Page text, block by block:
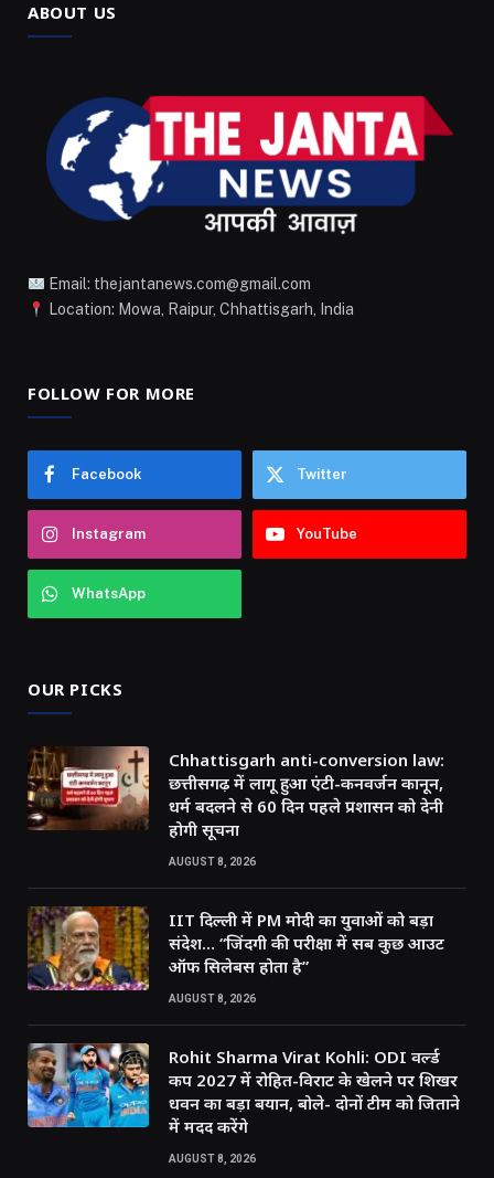
ABOUT US
Email: thejantanews.com@gmail.com
Location: Mowa, Raipur, Chhattisgarh, India
FOLLOW FOR MORE
Facebook Twitter
Instagram YouTube
WhatsApp
OUR PICKS
Chhattisgarh anti-conversion law:
छत्तीसगढ़ में लागू हुआ एंटी-कनवर्जन कानून,
धर्म बदलने से 60 दिन पहले प्रशासन को देनी
होगी सूचना
AUGUST 8, 2026
IIT दिल्ली में PM मोदी का युवाओं को बड़ा
संदेश… “जिंदगी की परीक्षा में सब कुछ आउट
ऑफ सिलेबस होता है”
AUGUST 8, 2026
Rohit Sharma Virat Kohli: ODI वर्ल्ड
कप 2027 में रोहित-विराट के खेलने पर शिखर
धवन का बड़ा बयान, बोले- दोनों टीम को जिताने
में मदद करेंगे
AUGUST 8, 2026